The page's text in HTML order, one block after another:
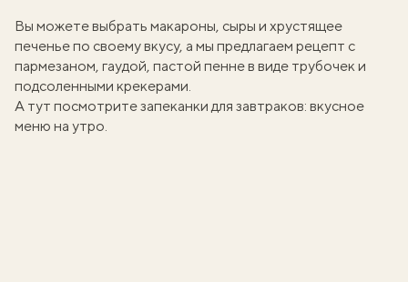
Вы можете выбрать макароны, сыры и хрустящее
печенье по своему вкусу, а мы предлагаем рецепт с
пармезаном, гаудой, пастой пенне в виде трубочек и
подсоленными крекерами.
А тут посмотритезапеканки для завтраков: вкусное
меню на утро.